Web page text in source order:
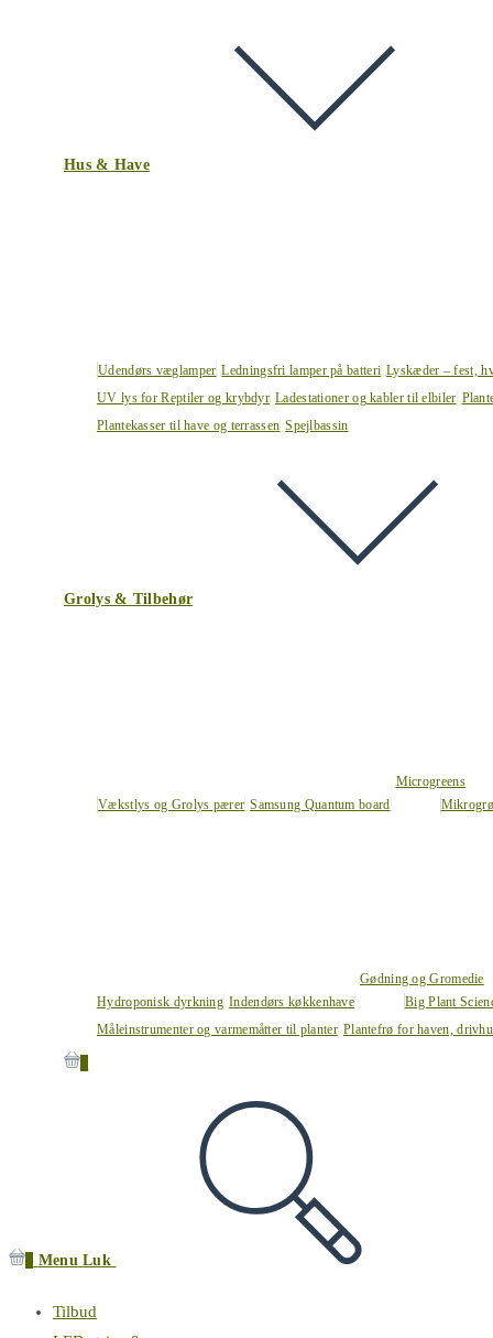
Hus & Have
Udendørs væglamper Ledningsfri lamper på batteri Lyskæder – fest,
UV lys for Reptiler og krybdyr Ladestationer og kabler til elbiler
Plantekasser til have og terrassen Spejlbassin
Grolys & Tilbehør
Vækstlys og Grolys pærer Samsung Quantum board
Microgreens
Hydroponisk dyrkning Indendørs køkkenhave
Gødning og Gromedie
Big Plant
Måleinstrumenter og varmemåtter til planter Plantefrø for haven,
Menu Luk
Tilbud